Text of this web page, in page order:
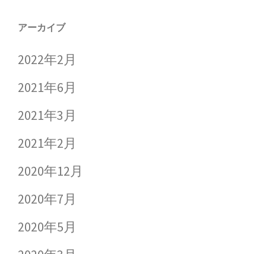
アーカイブ
2022年2月
2021年6月
2021年3月
2021年2月
2020年12月
2020年7月
2020年5月